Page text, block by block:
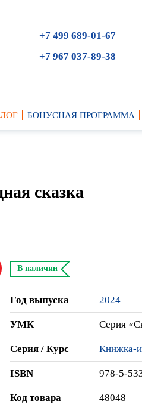
+7 499 689-01-67
+7 967 037-89-38
БОНУСНАЯ ПРОГРАММА
сказка
В наличии
Год выпуска 2024
УМК Серия
Серия / Курс Книжка-
ISBN 978-5-
Код товара 48048